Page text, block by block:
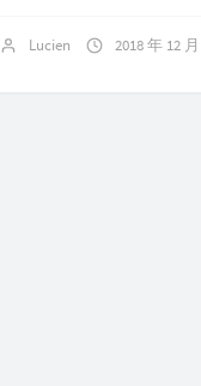
Lucien 2018 年 12